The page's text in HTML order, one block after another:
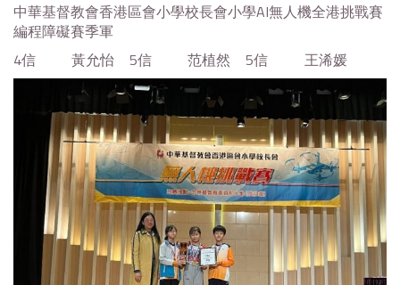
中華基督教會香港區會小學校長會小學AI無人機全港挑戰賽
編程障礙賽季軍
4信
黃允怡 5信 范植然 5信 王浠媛